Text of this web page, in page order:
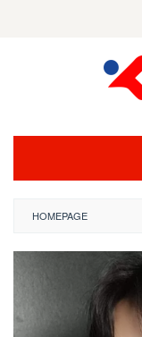
HOMEPAGE